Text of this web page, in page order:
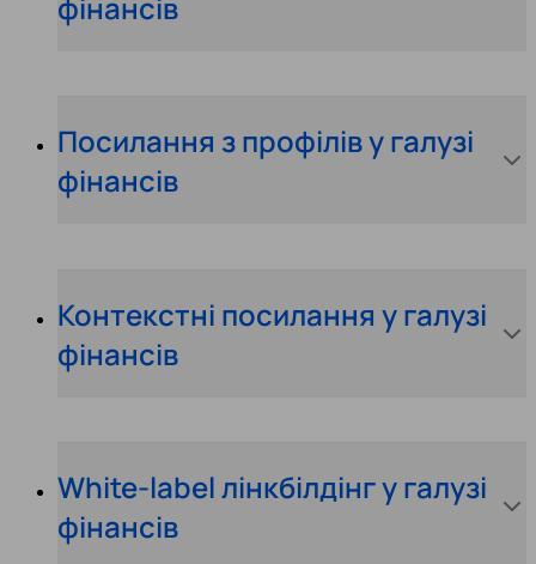
Посилання з профілів у галузі
фінансів
Контекстні посилання у галузі
фінансів
White-label лінкбілдінг у галузі
фінансів